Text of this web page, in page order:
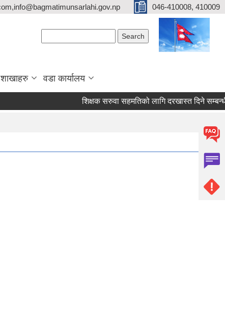
046-410008, 410009
वडा कार्यालय
शिक्षक सरुवा सहमतिको लागि दरखास्त दिने